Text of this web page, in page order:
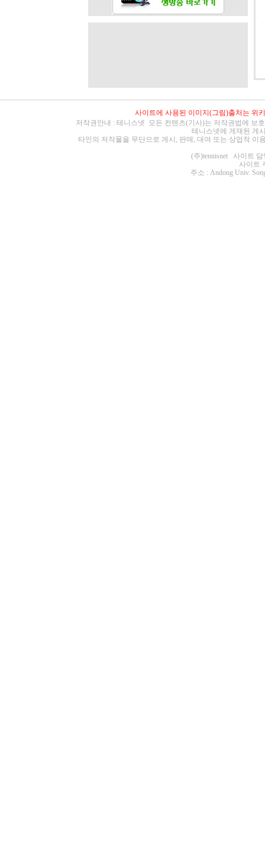
사이트에 사용된 이미지(그림)출처는 위
저작권안내 : 테니스넷 모든 컨텐츠(기사)는 저작권법에 보
테니스넷에 게재된 게
타인의 저작물을 무단으로 게시, 판매, 대여 또는 상업적
(주)tennisnet 사이트
사이트
주소 : Andong Univ.